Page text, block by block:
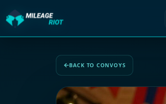
BACK TO CONVOYS